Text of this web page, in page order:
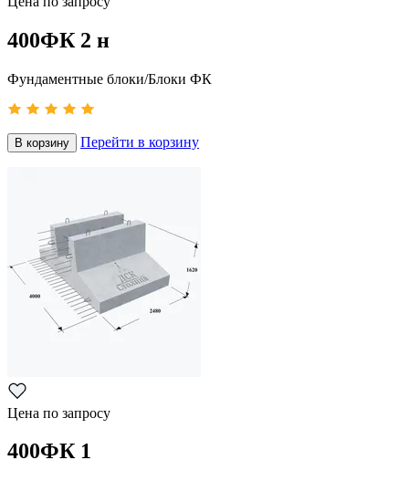
400ФК 2 н
Фундаментные блоки/Блоки ФК
В корзину Перейти в корзину
Цена по запросу
400ФК 1